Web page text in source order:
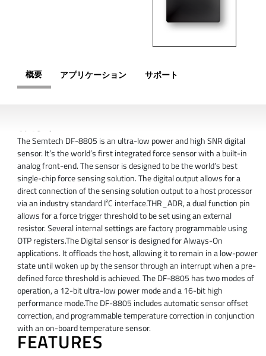
概要 アプリケーション サポート
The Semtech DF-8805 is an ultra-low power and high SNR digital
sensor. It’s the world’s first integrated force sensor with a built-in
analog front-end. The sensor is designed to be the world’s best
single-chip force sensing solution. The digital output allows for a
direct connection of the sensing solution output to a host processor
via an industry standard I²C interface.THR_ADR, a dual function pin
allows for a force trigger threshold to be set using an external
resistor. Several internal settings are factory programmable using
OTP registers.The Digital sensor is designed for Always-On
applications. It offloads the host, allowing it to remain in a low-power
state until woken up by the sensor through an interrupt when a pre-
defined force threshold is achieved. The DF-8805 has two modes of
operation, a 12-bit ultra-low power mode and a 16-bit high
performance mode.The DF-8805 includes automatic sensor offset
correction, and programmable temperature correction in conjunction
with an on-board temperature sensor.
FEATURES